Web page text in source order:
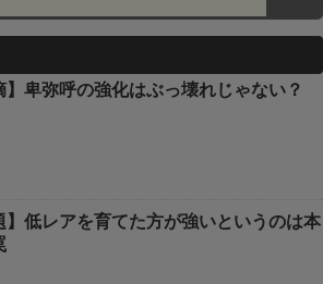
】卑弥呼の強化はぶっ壊れじゃない？
】低レアを育てた方が強いというのは本